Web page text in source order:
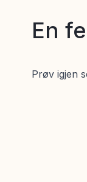
En
Prøv igjen